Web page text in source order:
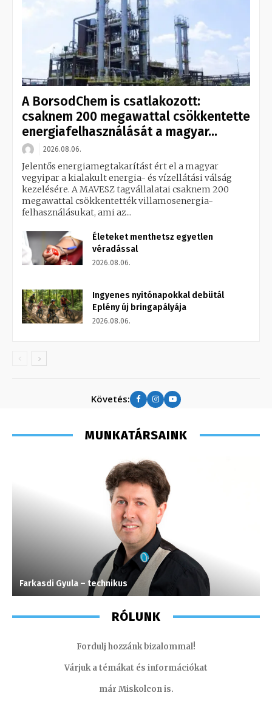
A BorsodChem is csatlakozott:
csaknem 200 megawattal csökkentette
energiafelhasználását a magyar...
2026.08.06.
Jelentős energiamegtakarítást ért el a magyar
vegyipar a kialakult energia- és vízellátási válság
kezelésére. A MAVESZ tagvállalatai csaknem 200
megawattal csökkentették villamosenergia-
felhasználásukat, ami az...
Életeket menthetsz egyetlen
véradással
2026.08.06.
Ingyenes nyitónapokkal debütál
Eplény új bringapályája
2026.08.06.
Követés:
MUNKATÁRSAINK
Farkasdi Gyula – technikus
RÓLUNK
Fordulj hozzánk bizalommal!
Várjuk a témákat és információkat
már Miskolcon is.